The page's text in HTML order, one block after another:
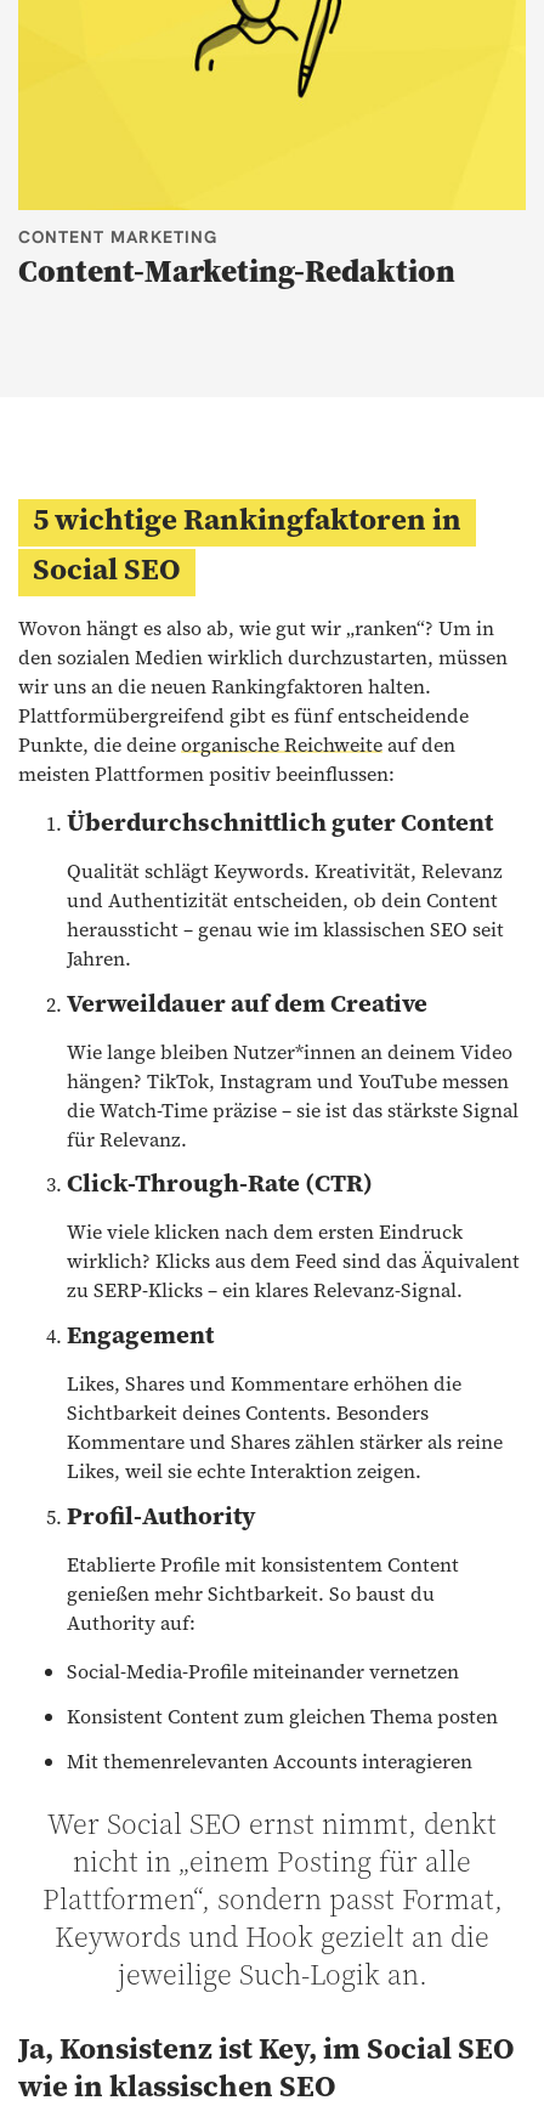
CONTENT MARKETING
Content-Marketing-Redaktion
5 wichtige Rankingfaktoren in
Social SEO
Wovon hängt es also ab, wie gut wir „ranken“? Um in
den sozialen Medien wirklich durchzustarten, müssen
wir uns an die neuen Rankingfaktoren halten.
Plattformübergreifend gibt es fünf entscheidende
Punkte, die deineorganische Reichweiteauf den
meisten Plattformen positiv beeinflussen:
Überdurchschnittlich guter Content
Qualität schlägt Keywords. Kreativität, Relevanz
und Authentizität entscheiden, ob dein Content
heraussticht – genau wie im klassischen SEO seit
Jahren.
Verweildauer auf dem Creative
Wie lange bleiben Nutzer*innen an deinem Video
hängen? TikTok, Instagram und YouTube messen
die Watch-Time präzise – sie ist das stärkste Signal
für Relevanz.
Click-Through-Rate (CTR)
Wie viele klicken nach dem ersten Eindruck
wirklich? Klicks aus dem Feed sind das Äquivalent
zu SERP-Klicks – ein klares Relevanz-Signal.
Engagement
Likes, Shares und Kommentare erhöhen die
Sichtbarkeit deines Contents. Besonders
Kommentare und Shares zählen stärker als reine
Likes, weil sie echte Interaktion zeigen.
Profil-Authority
Etablierte Profile mit konsistentem Content
genießen mehr Sichtbarkeit. So baust du
Authority auf:
Social-Media-Profile miteinander vernetzen
Konsistent Content zum gleichen Thema posten
Mit themenrelevanten Accounts interagieren
Wer Social SEO ernst nimmt, denkt
nicht in „einem Posting für alle
Plattformen“, sondern passt Format,
Keywords und Hook gezielt an die
jeweilige Such-Logik an.
Ja, Konsistenz ist Key, im Social SEO
wie in klassischen SEO